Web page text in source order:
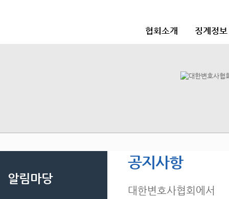
협회소개 징계정
알림마당
공지사항
대한변호사협회에서